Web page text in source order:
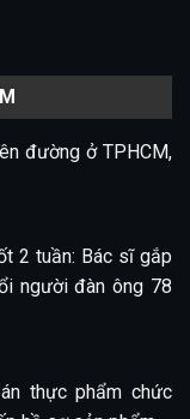
đường ở TPHCM,
2 tuần: Bác sĩ gắp
người đàn ông 78
thực phẩm chức